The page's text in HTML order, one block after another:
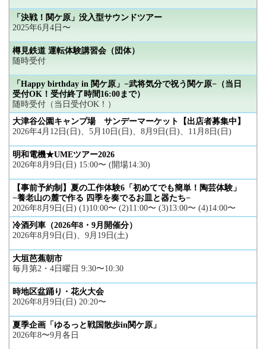
「決戦！関ケ原」没入型サウンドツアー
2025年6月4日〜
樽見鉄道 運転体験講習会（団体）
随時受付
「Happy birthday in 関ケ原」−武将気分で祝う関ケ原−（当日
受付OK！受付終了時間16:00まで）
随時受付（当日受付OK！）
大津谷公園キャンプ場 サンデーマーケット【出店者募集中】
2026年4月12日(日)、5月10日(日)、8月9日(日)、11月8日(日)
明和電機★UMEツアー2026
2026年8月9日(日) 15:00〜 (開場14:30)
【事前予約制】夏の工作体験6「初めてでも簡単！陶芸体験」
−養老山の麓で作る 四季を奏でるお皿と器たち−
2026年8月9日(日) (1)10:00〜 (2)11:00〜 (3)13:00〜 (4)14:00〜
冷酒列車（2026年8・9月開催分）
2026年8月9日(日)、9月19日(土)
大垣芭蕉朝市
毎月第2・4日曜日 9:30〜10:30
時地区盆踊り・花火大会
2026年8月9日(日) 20:20〜
夏季企画「ゆるっと戦国散歩in関ケ原」
2026年8〜9月各日